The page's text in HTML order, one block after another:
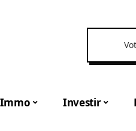
Immo Investir